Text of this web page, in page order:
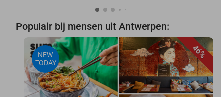
Populair bij mensen uit Antwerpen:
46%
NEW
TODAY